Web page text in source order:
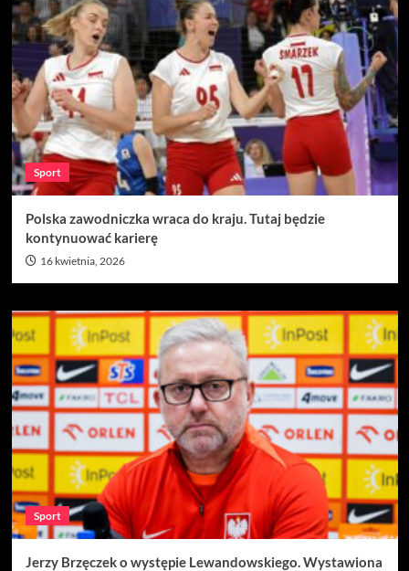
Sport
Polska zawodniczka wraca do kraju. Tutaj będzie
kontynuować karierę
16 kwietnia, 2026
Sport
Jerzy Brzęczek o występie Lewandowskiego. Wystawiona